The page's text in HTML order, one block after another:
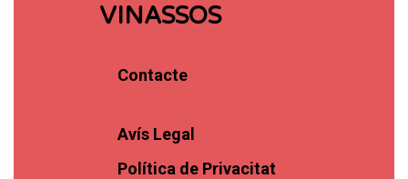
VINASSOS
Contacte
Avís Legal
Política de Privacitat